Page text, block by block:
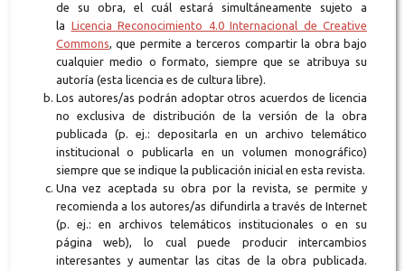
de su obra, el cuál estará simultáneamente sujeto a
la Licencia Reconocimiento 4.0 Internacional de Creative
Commons, que permite a terceros compartir la obra bajo
cualquier medio o formato, siempre que se atribuya su
autoría (esta licencia es de cultura libre).
Los autores/as podrán adoptar otros acuerdos de licencia
no exclusiva de distribución de la versión de la obra
publicada (p. ej.: depositarla en un archivo telemático
institucional o publicarla en un volumen monográfico)
siempre que se indique la publicación inicial en esta revista.
Una vez aceptada su obra por la revista, se permite y
recomienda a los autores/as difundirla a través de Internet
(p. ej.: en archivos telemáticos institucionales o en su
página web), lo cual puede producir intercambios
interesantes y aumentar las citas de la obra publicada.